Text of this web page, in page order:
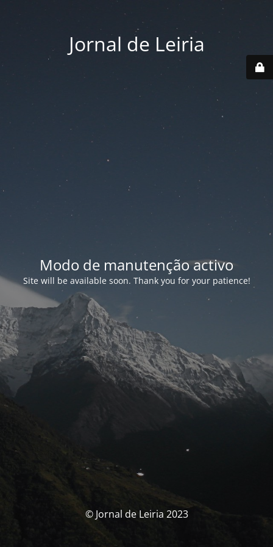
Jornal de Leiria
Modo de manutenção activo
Site will be available soon. Thank you for your patience!
© Jornal de Leiria 2023